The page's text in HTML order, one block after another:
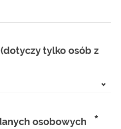
tylko osób z
osobowych *